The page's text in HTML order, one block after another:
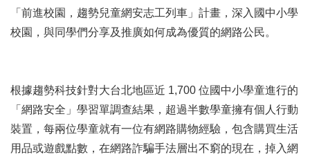
「前進校園，趨勢兒童網安志工列車」計畫，深入國中小學
校園，與同學們分享及推廣如何成為優質的網路公民。
根據趨勢科技針對大台北地區近 1,700 位國中小學童進行的
「網路安全」學習單調查結果，超過半數學童擁有個人行動
裝置，每兩位學童就有一位有網路購物經驗，包含購買生活
用品或遊戲點數，在網路詐騙手法層出不窮的現在，掉入網